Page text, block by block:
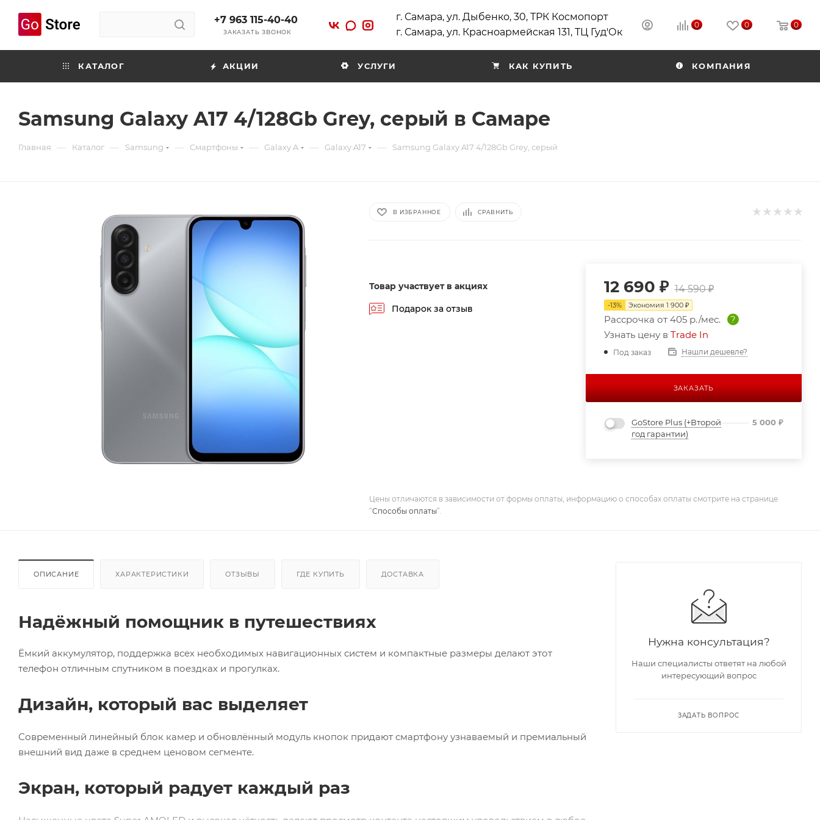
+7 963 115-40-40
ЗАКАЗАТЬ ЗВОНОК
г. Самара, ул. Дыбенко, 30, ТРК Космопорт
г. Самара, ул. Красноармейская 131, ТЦ Гуд'Ок
0 0 0
КАТАЛОГ АКЦИИ УСЛУГИ КАК КУПИТЬ КОМПАНИЯ
Samsung Galaxy A17 4/128Gb Grey, серый в Самаре
Главная — Каталог — Samsung — Смартфоны — Galaxy A — Galaxy A17 — Samsung Galaxy A17 4/128Gb Grey, серый
В ИЗБРАННОЕ СРАВНИТЬ
Товар участвует в акциях
Подарок за отзыв
12 690 ₽ 14 590₽
-13% Экономия 1 900₽
Рассрочка от 405 р./мес.
?
Узнать цену в Trade In
Под заказ Нашли дешевле?
ЗАКАЗАТЬ
GoStore Plus (+Второй
год гарантии)
5 000₽
Цены отличаются в зависимости от формы оплаты, информацию о способах оплаты смотрите на странице
“Способы оплаты”.
ОПИСАНИЕ ХАРАКТЕРИСТИКИ ОТЗЫВЫ ГДЕ КУПИТЬ ДОСТАВКА
Надёжный помощник в путешествиях
Ёмкий аккумулятор, поддержка всех необходимых навигационных систем и компактные размеры делают этот
телефон отличным спутником в поездках и прогулках.
Дизайн, который вас выделяет
Современный линейный блок камер и обновлённый модуль кнопок придают смартфону узнаваемый и премиальный
внешний вид даже в среднем ценовом сегменте.
Экран, который радует каждый раз
Нужна консультация?
Наши специалисты ответят на любой
интересующий вопрос
ЗАДАТЬ ВОПРОС